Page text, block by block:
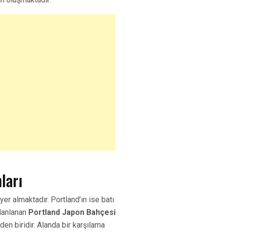
almaktadır. Portland’ın ise batı
Portland Japon Bahçesi
biridir. Alanda bir karşılama